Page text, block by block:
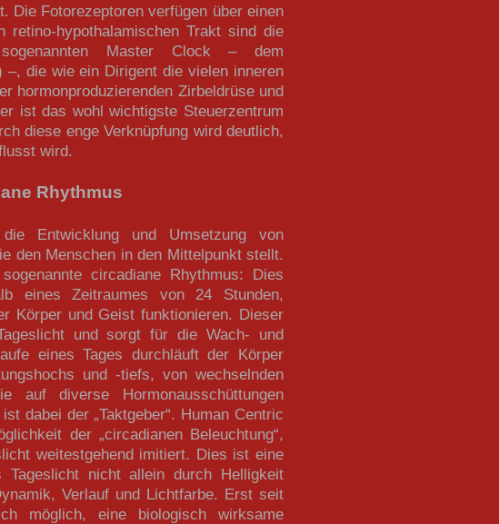
Die Fotorezeptoren verfügen über einen
hypothalamischen Trakt sind die
Master Clock – dem
die wie ein Dirigent die vielen inneren
hormonproduzierenden Zirbeldrüse und
ist das wohl wichtigste Steuerzentrum
diese enge Verknüpfung wird deutlich,
wird.
Rhythmus
Entwicklung und Umsetzung von
den Menschen in den Mittelpunkt stellt.
circadiane Rhythmus: Dies
eines Zeitraumes von 24 Stunden,
Körper und Geist funktionieren. Dieser
und sorgt für die Wach- und
eines Tages durchläuft der Körper
und -tiefs, von wechselnden
auf diverse Hormonausschüttungen
dabei der „Taktgeber“. Human Centric
der „circadianen Beleuchtung“,
weitestgehend imitiert. Dies ist eine
nicht allein durch Helligkeit
Verlauf und Lichtfarbe. Erst seit
möglich, eine biologisch wirksame